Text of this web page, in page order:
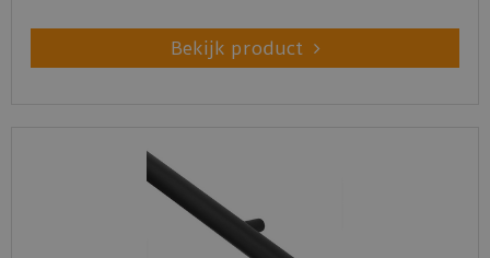
Bekijk product